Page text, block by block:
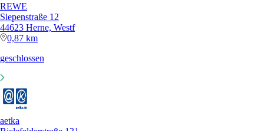
REWE
Siepenstraße 12
44623 Herne, Westf
0,87 km
geschlossen
aetka